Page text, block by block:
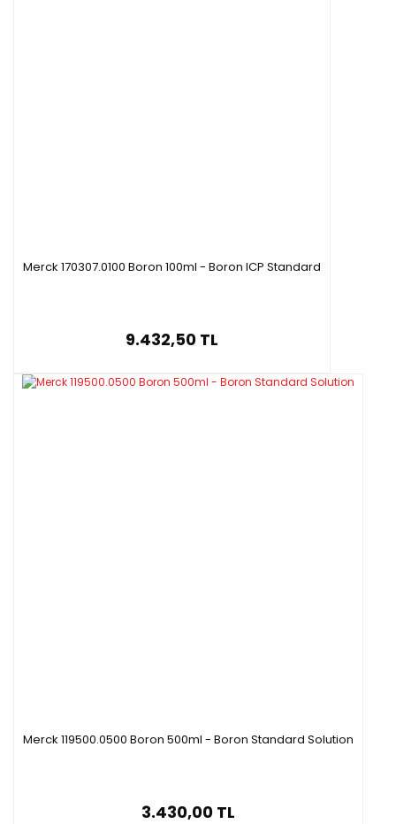
Merck 170307.0100 Boron 100ml - Boron ICP Standard
9.432,50 TL
Merck 119500.0500 Boron 500ml - Boron Standard Solution
3.430,00 TL